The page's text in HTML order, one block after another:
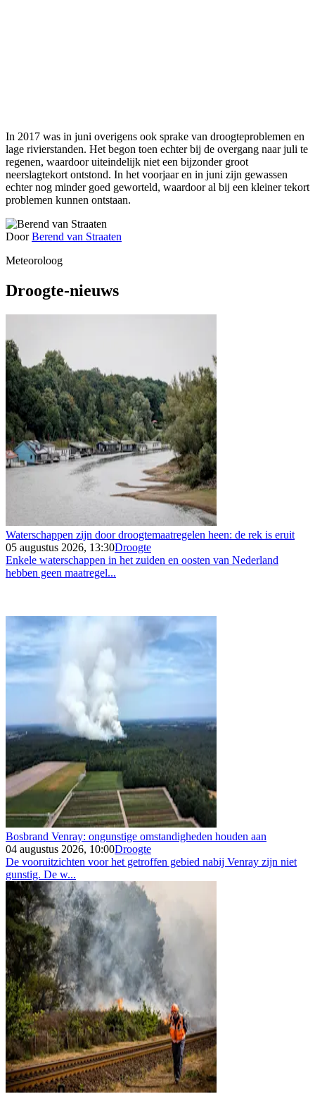
In 2017 was in juni overigens ook sprake van droogteproblemen en
lage rivierstanden. Het begon toen echter bij de overgang naar juli te
regenen, waardoor uiteindelijk niet een bijzonder groot
neerslagtekort ontstond. In het voorjaar en in juni zijn gewassen
echter nog minder goed geworteld, waardoor al bij een kleiner tekort
problemen kunnen ontstaan.
DoorBerend van Straaten
Meteoroloog
Droogte-nieuws
Waterschappen zijn door droogtemaatregelen heen: de rek is eruit
05 augustus 2026, 13:30Droogte
Enkele waterschappen in het zuiden en oosten van Nederland
hebben geen maatregel...
Bosbrand Venray: ongunstige omstandigheden houden aan
04 augustus 2026, 10:00Droogte
De vooruitzichten voor het getroffen gebied nabij Venray zijn niet
gunstig. De w...